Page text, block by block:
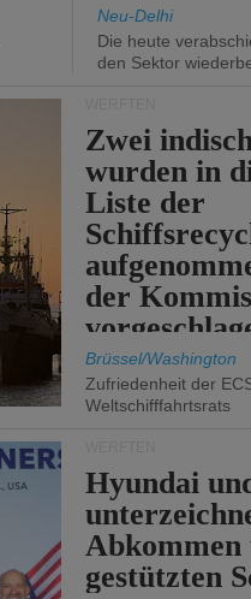
Neu-Delhi
Die heute
den Sektor
Zwei
wurden in
Liste der
der
Brüssel/Washington
Zufriedenheit der
Weltschifffahrtsrats
Hyundai
gestützten